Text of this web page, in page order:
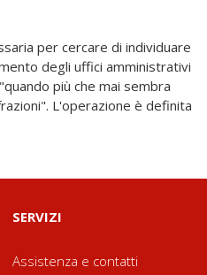
per cercare di individuare
degli uffici amministrativi
più che mai sembra
L'operazione è definita
che si trasforma, però,
rimasti sulla Rupe, in
SERVIZI
Assistenza e contatti